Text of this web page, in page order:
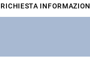
RICHIESTA